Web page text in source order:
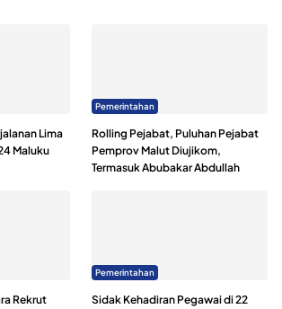
Lima
Maluku
Pemerintahan
Rolling Pejabat, Puluhan Pejabat
Pemprov Malut Diujikom,
Termasuk Abubakar Abdullah
Rekrut
Pemerintahan
Sidak Kehadiran Pegawai di 22